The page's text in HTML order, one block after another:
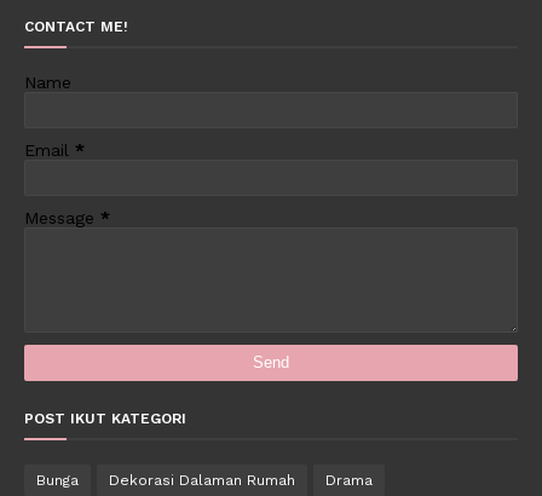
CONTACT ME!
Name
Email *
Message *
POST IKUT KATEGORI
Bunga Dekorasi Dalaman Rumah Drama